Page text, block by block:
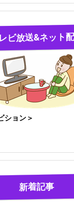
ビ放送&ネット
ション＞
新着記事